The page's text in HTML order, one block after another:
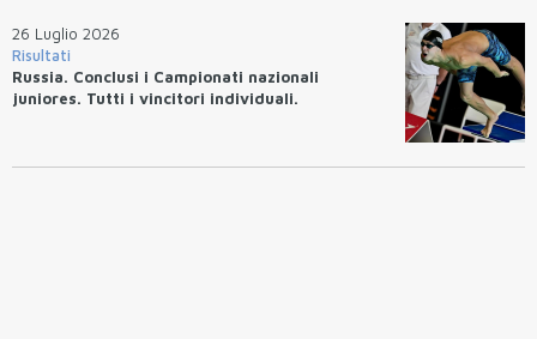
26 Luglio 2026
Risultati
Russia. Conclusi i Campionati nazionali
juniores. Tutti i vincitori individuali.